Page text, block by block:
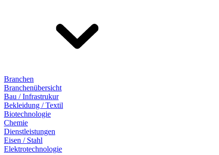
Branchen
Branchenübersicht
Bau / Infrastrukur
Bekleidung / Textil
Biotechnologie
Chemie
Dienstleistungen
Eisen / Stahl
Elektrotechnologie